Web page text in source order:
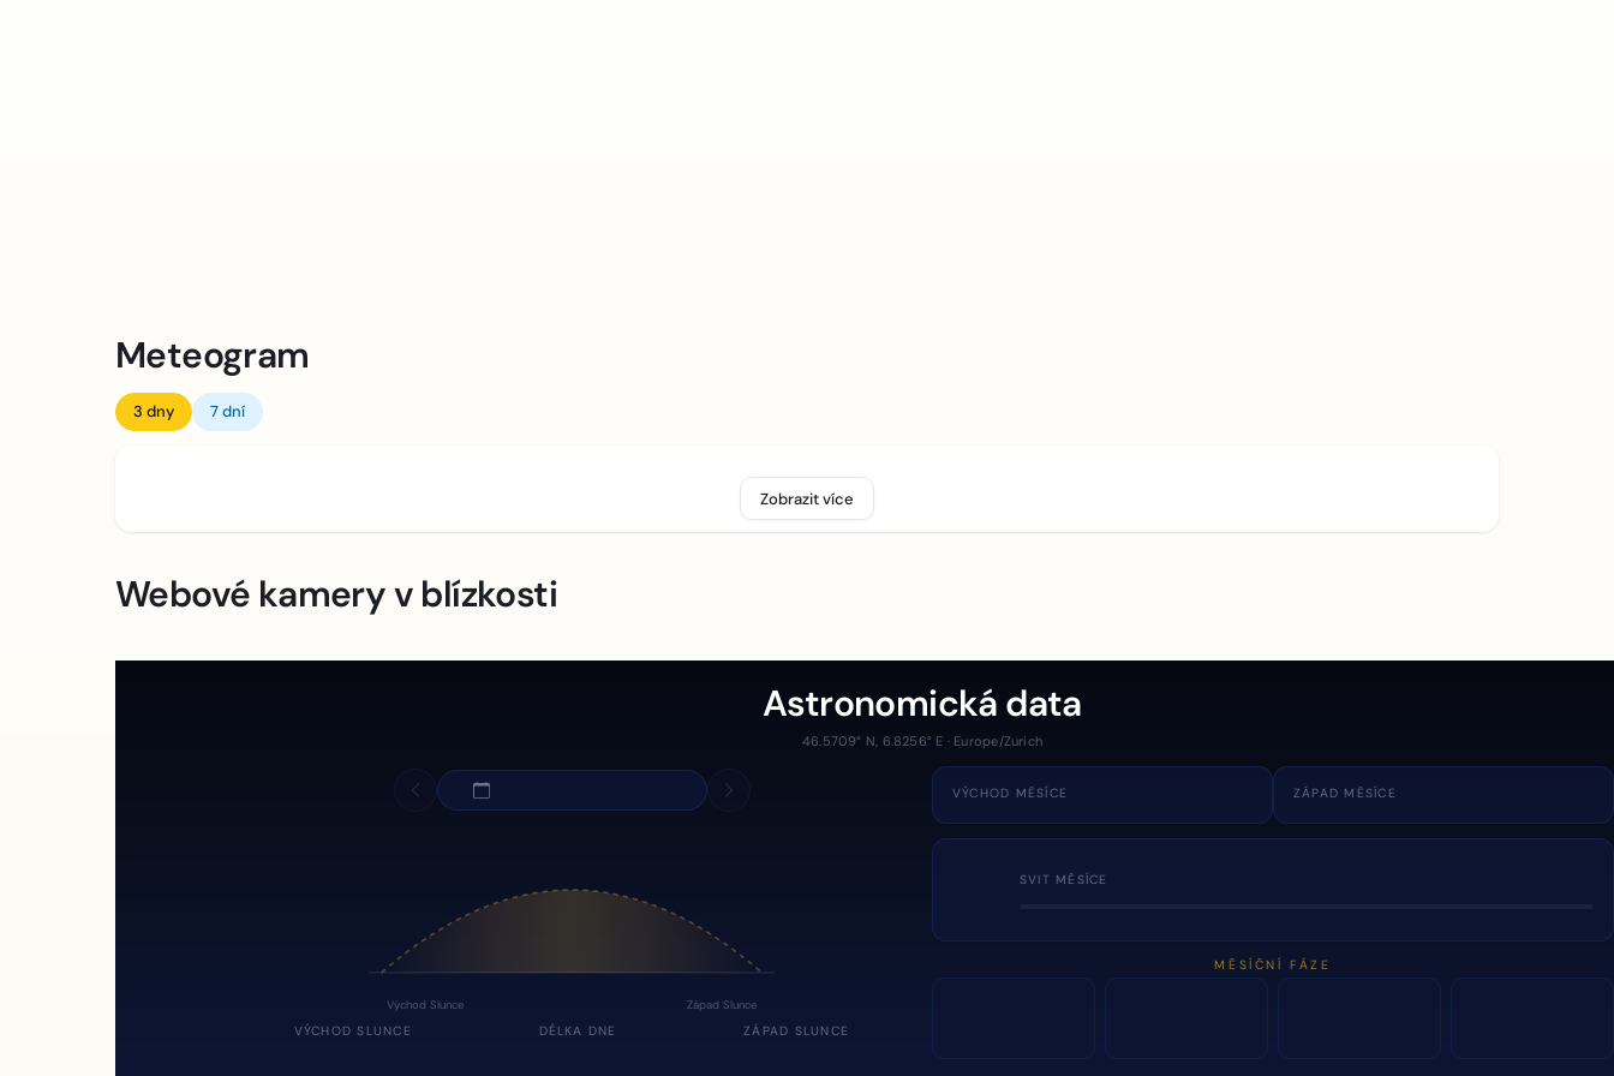
Meteogram
3 dny 7 dní
Zobrazit více
Webové kamery v blízkosti
Astronomická data
46.5709° N, 6.8256° E · Europe/Zurich
Východ Slunce Západ Slunce
VÝCHOD SLUNCE DÉLKA DNE ZÁPAD SLUNCE
VÝCHOD MĚSÍCE ZÁPAD MĚSÍCE
SVIT MĚSÍCE
MĚSÍČNÍ FÁZE